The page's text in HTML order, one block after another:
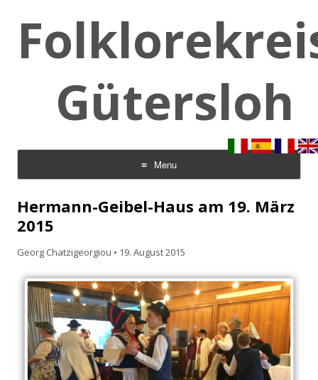
Gütersloh
Menu
Skip to content
Hermann-Geibel-Haus am 19. März
2015
Georg Chatzigeorgiou • 19. August 2015